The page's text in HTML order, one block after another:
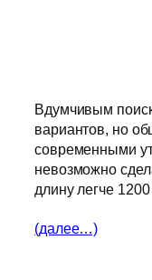
Вдумчивым
вариантов, но
современными
невозможно
длину легче
(далее…)